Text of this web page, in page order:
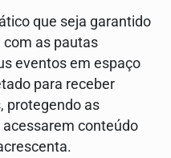
que seja garantido
as pautas
eventos em espaço
para receber
protegendo as
conteúdo